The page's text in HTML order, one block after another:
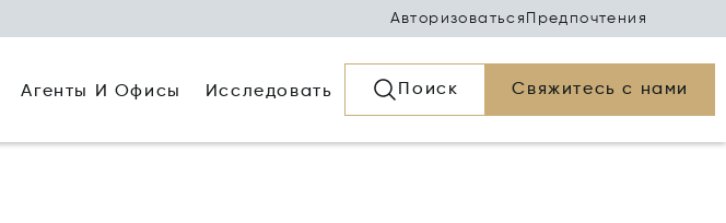
Авторизоваться Предпочтения
Агенты И Офисы Исследовать Поиск Свяжитесь с нами